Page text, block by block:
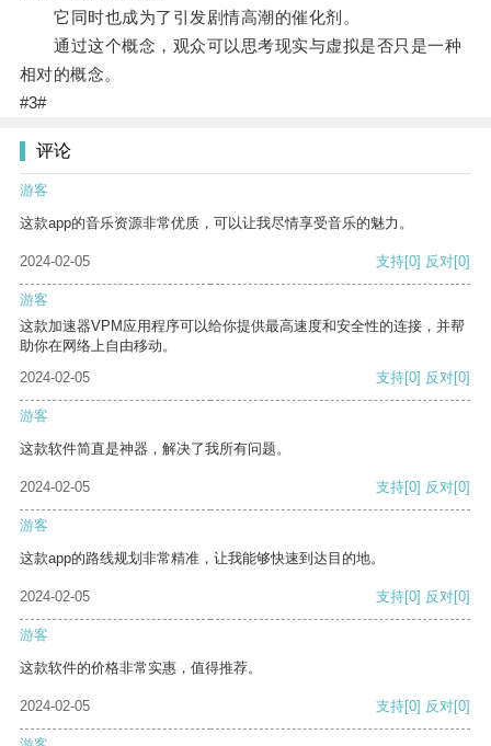
它同时也成为了引发剧情高潮的催化剂。
通过这个概念，观众可以思考现实与虚拟是否只是一种
相对的概念。
#3#
评论
游客
这款app的音乐资源非常优质，可以让我尽情享受音乐的魅力。
2024-02-05 支持[0] 反对[0]
游客
这款加速器VPM应用程序可以给你提供最高速度和安全性的连接，并帮
助你在网络上自由移动。
2024-02-05
支持[0] 反对[0]
游客
这款软件简直是神器，解决了我所有问题。
2024-02-05 支持[0] 反对[0]
游客
这款app的路线规划非常精准，让我能够快速到达目的地。
2024-02-05 支持[0] 反对[0]
游客
这款软件的价格非常实惠，值得推荐。
2024-02-05 支持[0] 反对[0]